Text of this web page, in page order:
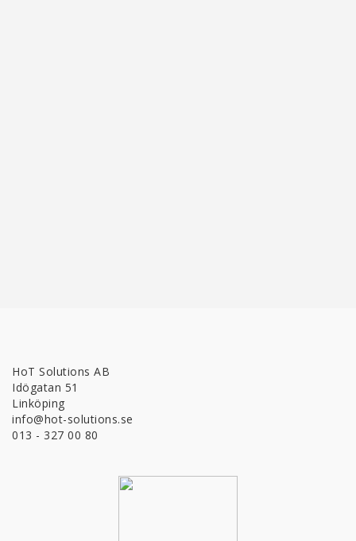
HoT Solutions AB
Idögatan 51
Linköping
info@hot-solutions.se
013 - 327 00 80